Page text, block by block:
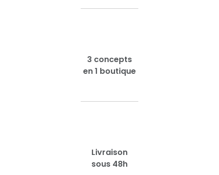
3 concepts
en 1 boutique
Livraison
sous 48h